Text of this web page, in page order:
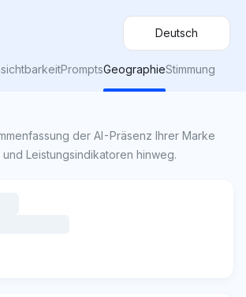
Deutsch
PromptsGeographieStimmung
der AI-Präsenz Ihrer Marke
Leistungsindikatoren hinweg.